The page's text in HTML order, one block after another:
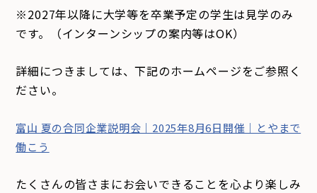
※2027年以降に大学等を卒業予定の学生は見学のみ
です。（インターンシップの案内等はOK）
詳細につきましては、下記のホームページをご参照く
ださい。
富山 夏の合同企業説明会｜2025年8月6日開催｜とやまで
働こう
たくさんの皆さまにお会いできることを心より楽しみ